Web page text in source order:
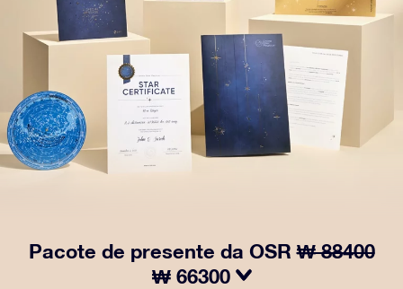
Pacote de presente da OSR₩ 88400
₩ 66300